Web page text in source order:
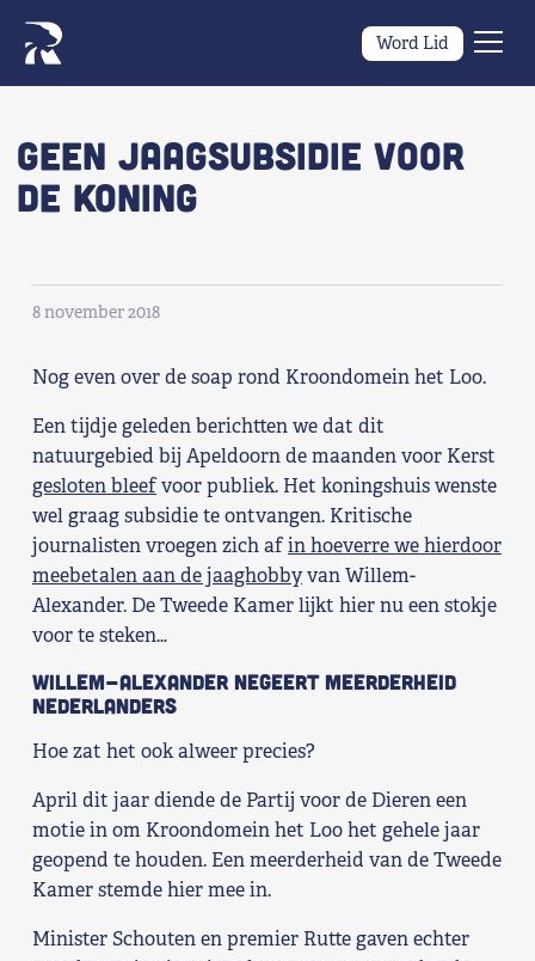
Word Lid
×
Wat we doen
Wie we zijn
Nieuws
Agenda
Shop
Contact
Voor leden
Word Lid
Geen jaagsubsidie voor
de koning
8 november 2018
Nog even over de soap rond Kroondomein het Loo.
Een tijdje geleden berichtten we dat dit
natuurgebied bij Apeldoorn de maanden voor Kerst
gesloten bleefvoor publiek. Het koningshuis wenste
wel graag subsidie te ontvangen. Kritische
journalisten vroegen zich afin hoeverre we hierdoor
meebetalen aan de jaaghobbyvan Willem-
Alexander. De Tweede Kamer lijkt hier nu een stokje
voor te steken…
Willem-Alexander negeert meerderheid
Nederlanders
Hoe zat het ook alweer precies?
April dit jaar diende de Partij voor de Dieren een
motie in om Kroondomein het Loo het gehele jaar
geopend te houden. Een meerderheid van de Tweede
Kamer stemde hier mee in.
Minister Schouten en premier Rutte gaven echter